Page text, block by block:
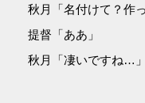
秋月「名付けて？作
提督「ああ」
秋月「凄いですね…」